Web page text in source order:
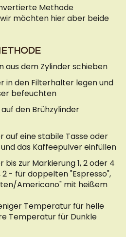
Methode
möchten hier aber beide
aus dem Zylinder schieben
in den Filterhalter legen und
befeuchten
den Brühzylinder
auf eine stabile Tasse oder
das Kaffeepulver einfüllen
bis zur Markierung 1, 2 oder 4
2 - für doppelten "Espresso",
Americano" mit heißem
Temperatur für helle
Temperatur für Dunkle